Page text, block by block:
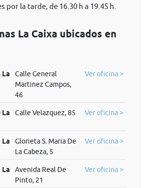
por la tarde, de 16.30 h a 19.45 h.
La Caixa ubicados en
Calle General
Martinez Campos,
46
Ver oficina >
Calle Velazquez, 85 Ver oficina >
Glorieta S. Maria De
La Cabeza, 5
Ver oficina >
Avenida Real De
Pinto, 21
Ver oficina >